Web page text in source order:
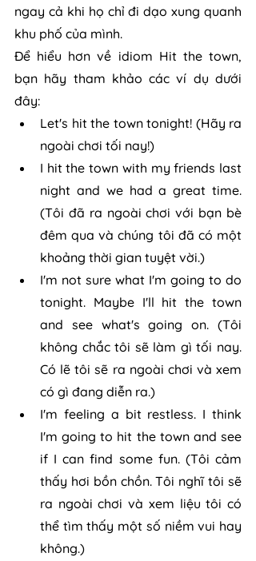
ngay cả khi họ chỉ đi dạo xung quanh
khu phố của mình.
Để hiểu hơn về idiom Hit the town,
bạn hãy tham khảo các ví dụ dưới
đây:
Let's hit the town tonight! (Hãy ra
ngoài chơi tối nay!)
I hit the town with my friends last
night and we had a great time.
(Tôi đã ra ngoài chơi với bạn bè
đêm qua và chúng tôi đã có một
khoảng thời gian tuyệt vời.)
I'm not sure what I'm going to do
tonight. Maybe I'll hit the town
and see what's going on. (Tôi
không chắc tôi sẽ làm gì tối nay.
Có lẽ tôi sẽ ra ngoài chơi và xem
có gì đang diễn ra.)
I'm feeling a bit restless. I think
I'm going to hit the town and see
if I can find some fun. (Tôi cảm
thấy hơi bồn chồn. Tôi nghĩ tôi sẽ
ra ngoài chơi và xem liệu tôi có
thể tìm thấy một số niềm vui hay
không.)